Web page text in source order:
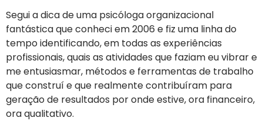
Segui a dica de uma psicóloga organizacional
fantástica que conheci em 2006 e fiz uma linha do
tempo identificando, em todas as experiências
profissionais, quais as atividades que faziam eu vibrar e
me entusiasmar, métodos e ferramentas de trabalho
que construí e que realmente contribuíram para
geração de resultados por onde estive, ora financeiro,
ora qualitativo.